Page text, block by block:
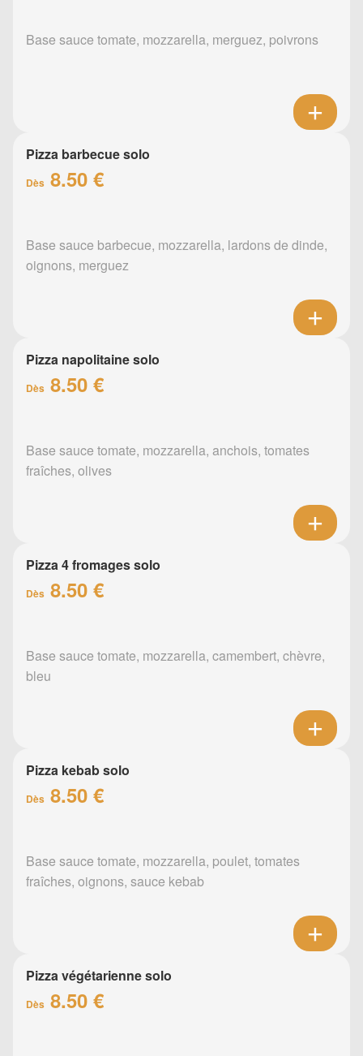
Base sauce tomate, mozzarella, merguez, poivrons
Pizza barbecue solo
Dès 8.50 €
Base sauce barbecue, mozzarella, lardons de dinde,
oignons, merguez
Pizza napolitaine solo
Dès 8.50 €
Base sauce tomate, mozzarella, anchois, tomates
fraîches, olives
Pizza 4 fromages solo
Dès 8.50 €
Base sauce tomate, mozzarella, camembert, chèvre,
bleu
Pizza kebab solo
Dès 8.50 €
Base sauce tomate, mozzarella, poulet, tomates
fraîches, oignons, sauce kebab
Pizza végétarienne solo
Dès 8.50 €